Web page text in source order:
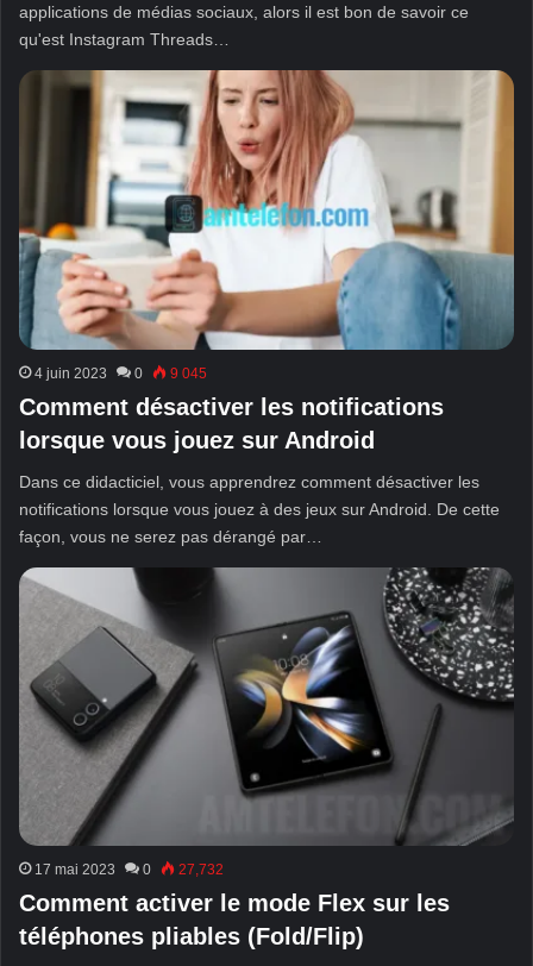
applications de médias sociaux, alors il est bon de savoir ce
qu'est Instagram Threads…
4 juin 2023 0 9 045
Comment désactiver les notifications
lorsque vous jouez sur Android
Dans ce didacticiel, vous apprendrez comment désactiver les
notifications lorsque vous jouez à des jeux sur Android. De cette
façon, vous ne serez pas dérangé par…
17 mai 2023 0 27,732
Comment activer le mode Flex sur les
téléphones pliables (Fold/Flip)